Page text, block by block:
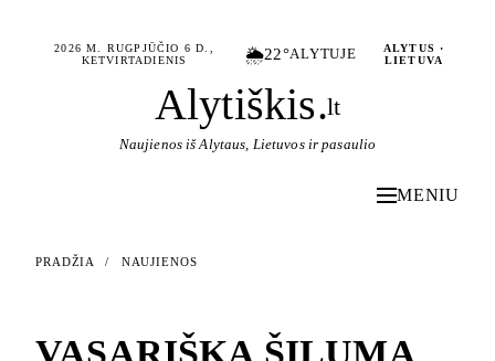
2026 M. RUGPJŪČIO 6 D.,
KETVIRTADIENIS
🌦️22°ALYTUJE
ALYTUS ·
LIETUVA
Alytiškis.lt
Naujienos iš Alytaus, Lietuvos ir pasaulio
MENIU
PRADŽIA / NAUJIENOS
VASARIŠKA ŠILUMA